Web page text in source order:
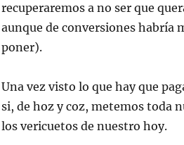
recuperaremos a no ser que
aunque de conversiones habría
poner).
Una vez visto lo que hay que
si, de hoz y coz, metemos toda
los vericuetos de nuestro hoy.